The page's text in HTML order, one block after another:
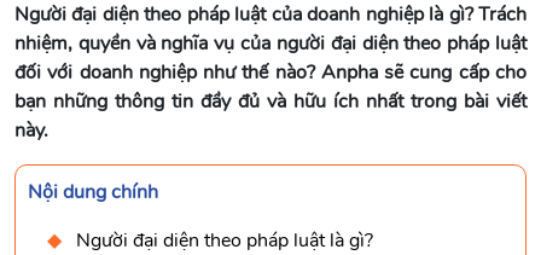
Người đại diện theo pháp luật của doanh nghiệp là gì? Trách
nhiệm, quyền và nghĩa vụ của người đại diện theo pháp luật
đối với doanh nghiệp như thế nào? Anpha sẽ cung cấp cho
bạn những thông tin đầy đủ và hữu ích nhất trong bài viết
này.
Nội dung chính
Người đại diện theo pháp luật là gì?